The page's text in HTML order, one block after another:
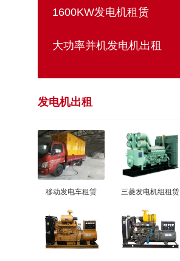
1600KW发电机租赁
大功率并机发电机出租
发电机出租
移动发电车租赁 三菱发电机组租赁